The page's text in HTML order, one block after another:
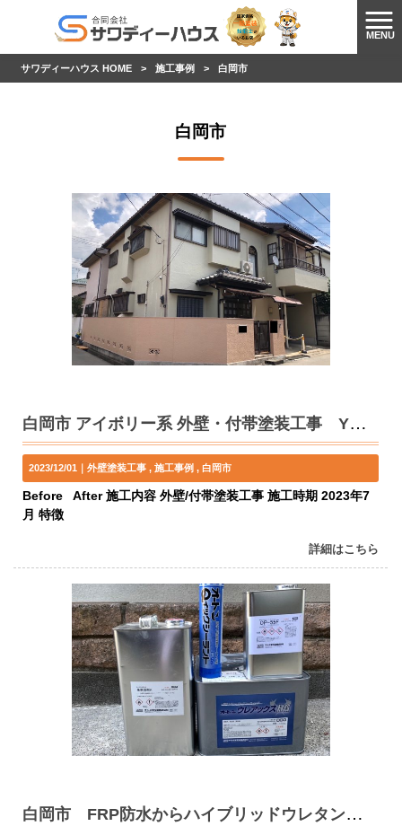
MENU
サワディーハウス HOME > 施工事例 > 白岡市
白岡市
白岡市 アイボリー系 外壁・付帯塗装工事 Y様邸
2023/12/01｜外壁塗装工事 施工事例 白岡市
Before After 施工内容 外壁/付帯塗装工事 施工時期 2023年7
月 特徴
詳細はこちら
白岡市 FRP防水からハイブリッドウレタン防水へ ベランダ防水工事 ウレアックス